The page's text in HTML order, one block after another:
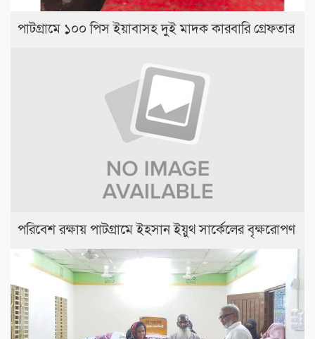
পাটগ্রামে ১০০ পিস ইয়াবাসহ দুই মাদক কারবারি গ্রেফতার
পরিবেশ রক্ষায় পাটগ্রামে ইহসান ইয়ুথ সার্কেলের বৃক্ষরোপণ